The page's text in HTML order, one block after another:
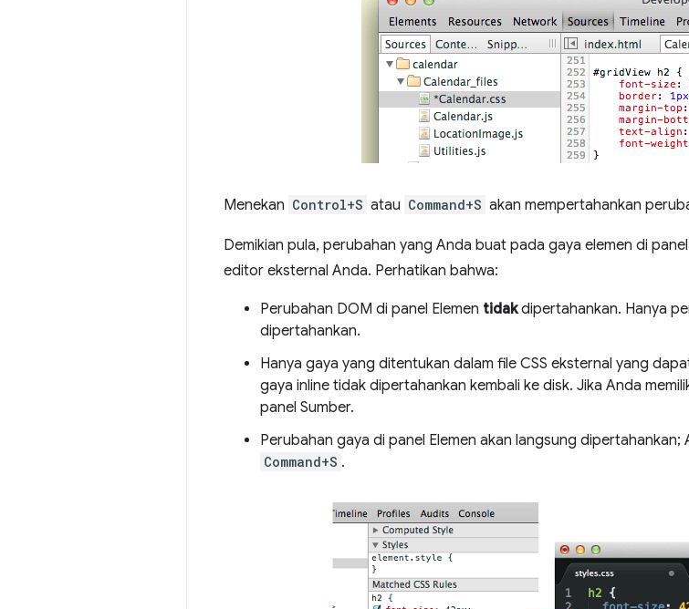
Menekan Control+S atau Command+S akan mempertahankan
Demikian pula, perubahan yang Anda buat pada gaya elemen di
editor eksternal Anda. Perhatikan bahwa:
Perubahan DOM di panel Elemen tidakdipertahankan. Hanya
dipertahankan.
Hanya gaya yang ditentukan dalam file CSS eksternal yang
gaya inline tidak dipertahankan kembali ke disk. Jika Anda
panel Sumber.
Perubahan gaya di panel Elemen akan langsung dipertahankan;
Command+S .